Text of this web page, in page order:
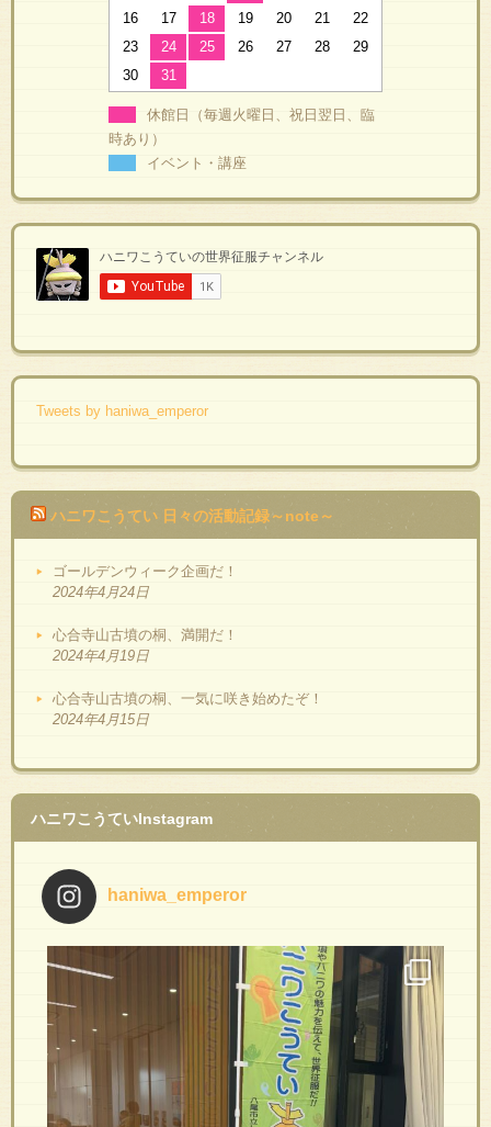
16
17 18 19 20 21
22
23
24 25 26 27 28
29
30
31
休館日（毎週火曜日、祝日翌日、臨
時あり）
イベント・講座
Tweets by haniwa_emperor
ハニワこうてい 日々の活動記録～note～
ゴールデンウィーク企画だ！
2024年4月24日
心合寺山古墳の桐、満開だ！
2024年4月19日
心合寺山古墳の桐、一気に咲き始めたぞ！
2024年4月15日
ハニワこうていInstagram
haniwa_emperor